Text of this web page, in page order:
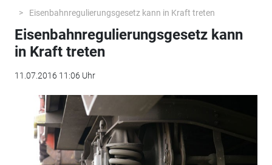
Eisenbahnregulierungsgesetz kann in Kraft treten
Eisenbahnregulierungsgesetz kann
in Kraft treten
11.07.2016 11:06 Uhr